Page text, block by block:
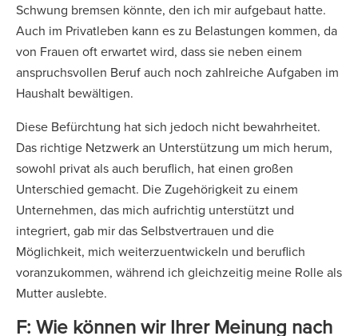
Schwung bremsen könnte, den ich mir aufgebaut hatte.
Auch im Privatleben kann es zu Belastungen kommen, da
von Frauen oft erwartet wird, dass sie neben einem
anspruchsvollen Beruf auch noch zahlreiche Aufgaben im
Haushalt bewältigen.
Diese Befürchtung hat sich jedoch nicht bewahrheitet.
Das richtige Netzwerk an Unterstützung um mich herum,
sowohl privat als auch beruflich, hat einen großen
Unterschied gemacht. Die Zugehörigkeit zu einem
Unternehmen, das mich aufrichtig unterstützt und
integriert, gab mir das Selbstvertrauen und die
Möglichkeit, mich weiterzuentwickeln und beruflich
voranzukommen, während ich gleichzeitig meine Rolle als
Mutter auslebte.
F: Wie können wir Ihrer Meinung nach